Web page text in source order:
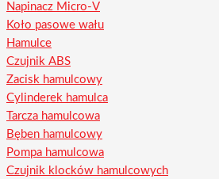
Napinacz Micro-V
Koło pasowe wału
Hamulce
Czujnik ABS
Zacisk hamulcowy
Cylinderek hamulca
Tarcza hamulcowa
Bęben hamulcowy
Pompa hamulcowa
Czujnik klocków hamulcowych